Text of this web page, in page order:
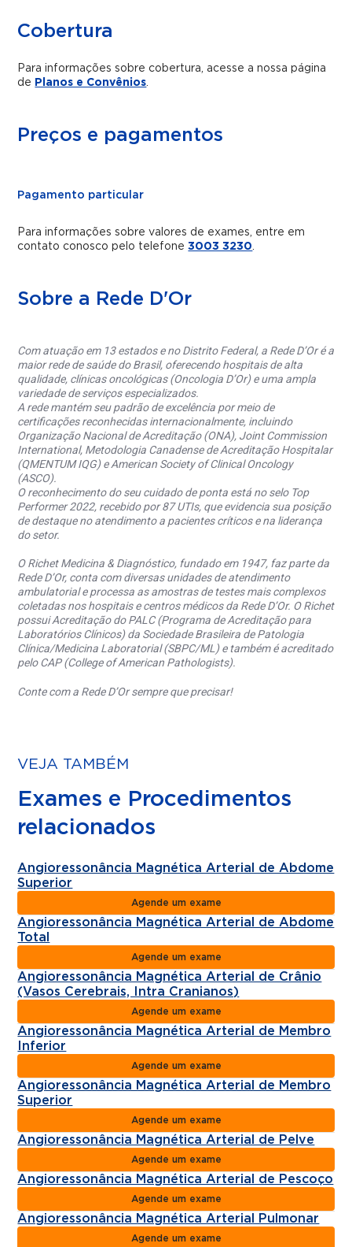
Cobertura
Para informações sobre cobertura, acesse a nossa página
de Planos e Convênios.
Preços e pagamentos
Pagamento particular
Para informações sobre valores de exames, entre em
contato conosco pelo telefone3003 3230.
Sobre a Rede D'Or
Com atuação em 13 estados e no Distrito Federal, a Rede D’Or é a
maior rede de saúde do Brasil, oferecendo hospitais de alta
qualidade, clínicas oncológicas (Oncologia D’Or) e uma ampla
variedade de serviços especializados.
A rede mantém seu padrão de excelência por meio de
certificações reconhecidas internacionalmente, incluindo
Organização Nacional de Acreditação (ONA), Joint Commission
International, Metodologia Canadense de Acreditação Hospitalar
(QMENTUM IQG) e American Society of Clinical Oncology
(ASCO).
O reconhecimento do seu cuidado de ponta está no selo Top
Performer 2022, recebido por 87 UTIs, que evidencia sua posição
de destaque no atendimento a pacientes críticos e na liderança
do setor.
O Richet Medicina & Diagnóstico, fundado em 1947, faz parte da
Rede D’Or, conta com diversas unidades de atendimento
ambulatorial e processa as amostras de testes mais complexos
coletadas nos hospitais e centros médicos da Rede D’Or. O Richet
possui Acreditação do PALC (Programa de Acreditação para
Laboratórios Clínicos) da Sociedade Brasileira de Patologia
Clínica/Medicina Laboratorial (SBPC/ML) e também é acreditado
pelo CAP (College of American Pathologists).
Conte com a Rede D’Or sempre que precisar!
VEJA TAMBÉM
Exames e Procedimentos
relacionados
Angioressonância Magnética Arterial de Abdome
Superior
Agende um exame
Angioressonância Magnética Arterial de Abdome
Total
Agende um exame
Angioressonância Magnética Arterial de Crânio
(Vasos Cerebrais, Intra Cranianos)
Agende um exame
Angioressonância Magnética Arterial de Membro
Inferior
Agende um exame
Angioressonância Magnética Arterial de Membro
Superior
Agende um exame
Angioressonância Magnética Arterial de Pelve
Agende um exame
Angioressonância Magnética Arterial de Pescoço
Agende um exame
Angioressonância Magnética Arterial Pulmonar
Agende um exame